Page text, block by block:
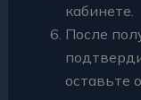
кабинете.
После
оставьте